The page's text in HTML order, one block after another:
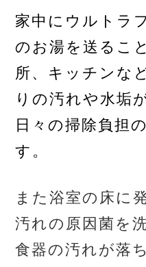
家中にウルトラ
のお湯を送るこ
所、キッチンな
りの汚れや水垢
日々の掃除負担
す。
また浴室の床に
汚れの原因菌を
食器の汚れが落